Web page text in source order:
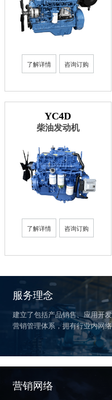
了解详情 咨询订购
YC4D
柴油发动机
了解详情 咨询订购
服务理念
建立了包括产品销售、应用开
营销管理体系，拥有行业内网
半径最小、三包里程最长、响
营销网络